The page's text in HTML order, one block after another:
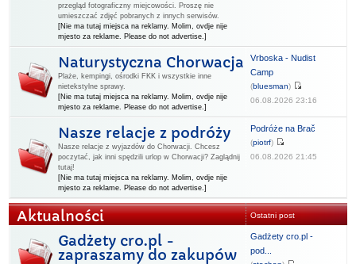
przegląd fotograficzny miejcowości. Proszę nie
umieszczać zdjęć pobranych z innych serwisów.
[Nie ma tutaj miejsca na reklamy. Molim, ovdje nije
mjesto za reklame. Please do not advertise.]
Naturystyczna Chorwacja
Plaże, kempingi, ośrodki FKK i wszystkie inne
nietekstylne sprawy.
[Nie ma tutaj miejsca na reklamy. Molim, ovdje nije
mjesto za reklame. Please do not advertise.]
Vrboska - Nudist
Camp
(bluesman)
06.08.2026 23:16
Nasze relacje z podróży
Nasze relacje z wyjazdów do Chorwacji. Chcesz
poczytać, jak inni spędzili urlop w Chorwacji? Zaglądnij
tutaj!
[Nie ma tutaj miejsca na reklamy. Molim, ovdje nije
mjesto za reklame. Please do not advertise.]
Podróże na Brač
(piotrf)
06.08.2026 21:45
Aktualności Ostatni post
Gadżety cro.pl -
zapraszamy do zakupów
Gadżety cro.pl -
pod...